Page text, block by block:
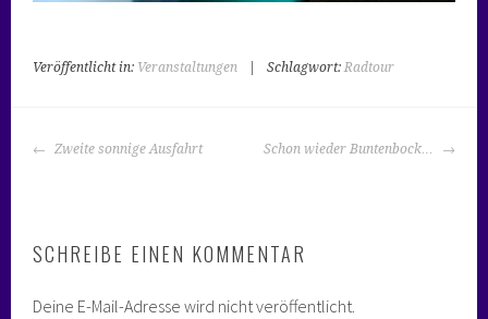
Veröffentlicht in: Veranstaltungen Schlagwort:Radtour
BEITRAGS-
Zweite sonnige Ausfahrt Schon wieder Buntenbock…
SCHREIBE EINEN KOMMENTAR
Deine E-Mail-Adresse wird nicht veröffentlicht.